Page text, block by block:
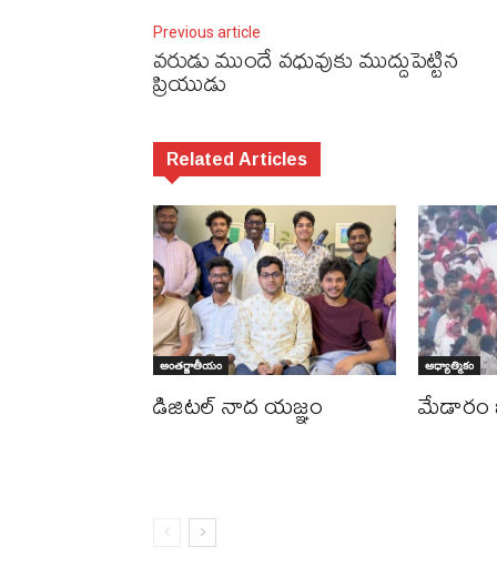
Previous article
వరుడు ముందే వధువుకు ముద్దుపెట్టిన
ప్రియుడు
Related Articles
అంతర్జాతీయం
డిజిటల్ నాద యజ్ఞం
ఆధ్యాత్మికం
మేడారం